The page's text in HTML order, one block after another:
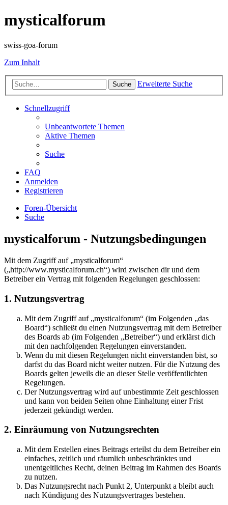
mysticalforum
swiss-goa-forum
Zum Inhalt
Suche Erweiterte Suche
Schnellzugriff
Unbeantwortete Themen
Aktive Themen
Suche
FAQ
Anmelden
Registrieren
Foren-Übersicht
Suche
mysticalforum - Nutzungsbedingungen
Mit dem Zugriff auf „mysticalforum“
(„http://www.mysticalforum.ch“) wird zwischen dir und dem
Betreiber ein Vertrag mit folgenden Regelungen geschlossen:
1. Nutzungsvertrag
Mit dem Zugriff auf „mysticalforum“ (im Folgenden „das
Board“) schließt du einen Nutzungsvertrag mit dem Betreiber
des Boards ab (im Folgenden „Betreiber“) und erklärst dich
mit den nachfolgenden Regelungen einverstanden.
Wenn du mit diesen Regelungen nicht einverstanden bist, so
darfst du das Board nicht weiter nutzen. Für die Nutzung des
Boards gelten jeweils die an dieser Stelle veröffentlichten
Regelungen.
Der Nutzungsvertrag wird auf unbestimmte Zeit geschlossen
und kann von beiden Seiten ohne Einhaltung einer Frist
jederzeit gekündigt werden.
2. Einräumung von Nutzungsrechten
Mit dem Erstellen eines Beitrags erteilst du dem Betreiber ein
einfaches, zeitlich und räumlich unbeschränktes und
unentgeltliches Recht, deinen Beitrag im Rahmen des Boards
zu nutzen.
Das Nutzungsrecht nach Punkt 2, Unterpunkt a bleibt auch
nach Kündigung des Nutzungsvertrages bestehen.